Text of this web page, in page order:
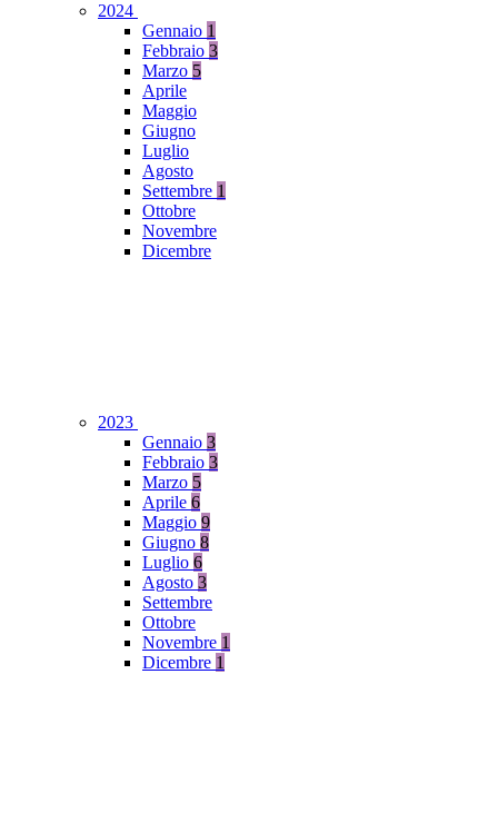
2024
Gennaio 1
Febbraio 3
Marzo 5
Aprile
Maggio
Giugno
Luglio
Agosto
Settembre 1
Ottobre
Novembre
Dicembre
2023
Gennaio 3
Febbraio 3
Marzo 5
Aprile 6
Maggio 9
Giugno 8
Luglio 6
Agosto 3
Settembre
Ottobre
Novembre 1
Dicembre 1